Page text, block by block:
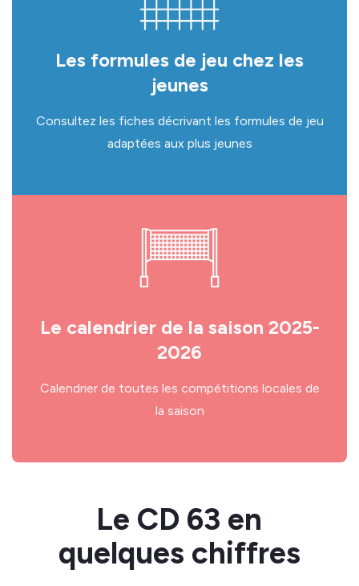
Les formules de jeu chez les
jeunes
Consultez les fiches décrivant les formules de jeu
adaptées aux plus jeunes
Le calendrier de la saison 2025-
2026
Calendrier de toutes les compétitions locales de
la saison
Le CD 63 en
quelques chiffres